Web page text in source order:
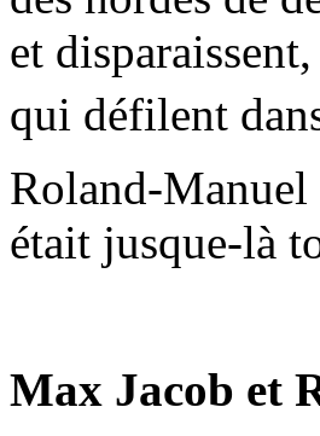
et
qui défilent
Roland-
était jusque-là
Max Jacob et